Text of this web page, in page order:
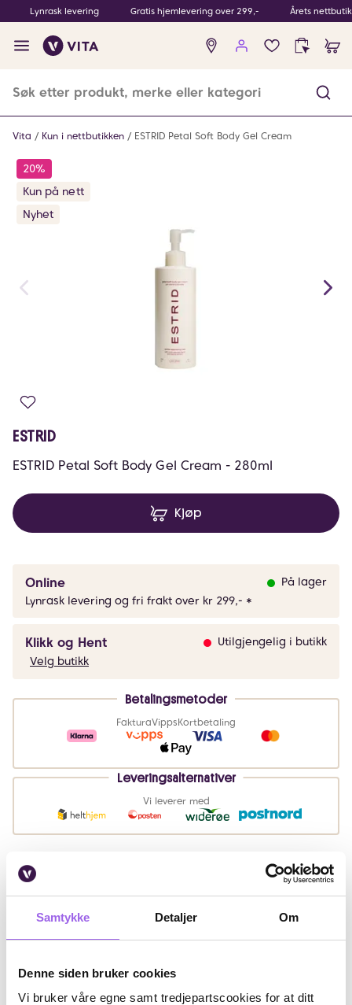
Samtykke Detaljer Om
Denne siden bruker cookies
Vi bruker våre egne samt tredjepartscookies for at ditt
Lynrask levering Gratis hjemlevering over 299,- Årets
Ingen
produkter
Vita Kun i nettbutikken ESTRID Petal Soft Body Gel Cream
20%
Kun på nett
Nyhet
ESTRID
ESTRID Petal Soft Body Gel Cream - 280ml
Kjøp
Online
På lager
Lynrask levering og fri frakt over kr 299,- *
Klikk og Hent
Utilgjengelig i butikk
Velg butikk
Betalingsmetoder
FakturaVippsKortbetaling
Leveringsalternativer
Vi leverer med
Beskrivelse
Artikkelnummer: 260324027